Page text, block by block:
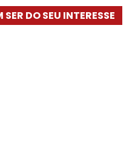
DO SEU INTERESSE